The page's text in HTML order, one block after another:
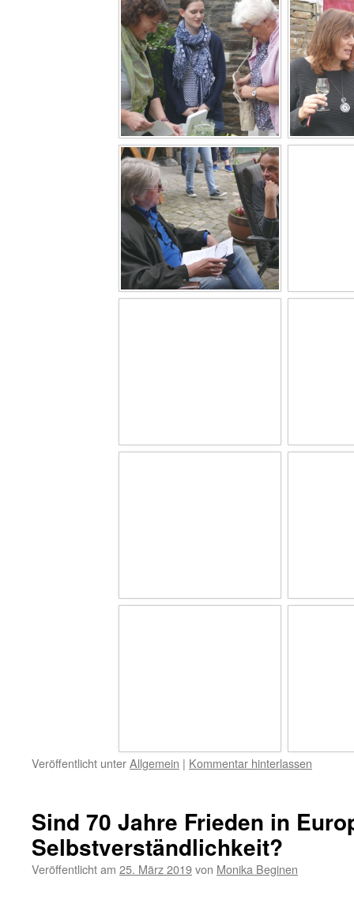
Veröffentlicht unterAllgemein | Kommentar hinterlassen
Sind 70 Jahre Frieden in
Selbstverständlichkeit?
Veröffentlicht am 25. März 2019von Monika Beginen